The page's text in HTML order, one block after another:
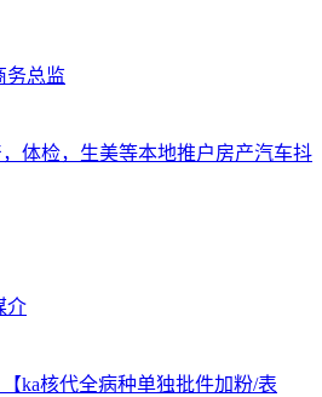
务总监
体检，生美等本地推户房产汽车抖
介
ka核代全病种单独批件加粉/表